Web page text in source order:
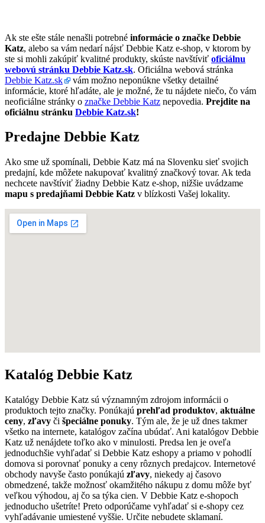
Ak ste ešte stále nenašli potrebné informácie o značke Debbie
Katz, alebo sa vám nedarí nájsť Debbie Katz e-shop, v ktorom by
ste si mohli zakúpiť kvalitné produkty, skúste navštíviť oficiálnu
webovú stránku Debbie Katz.sk. Oficiálna webová stránka
Debbie Katz.sk
vám možno neponúkne všetky detailné
informácie, ktoré hľadáte, ale je možné, že tu nájdete niečo, čo vám
neoficiálne stránky o značke Debbie Katz nepovedia. Prejdite na
oficiálnu stránku Debbie Katz.sk!
Predajne Debbie Katz
Ako sme už spomínali, Debbie Katz má na Slovenku sieť svojich
predajní, kde môžete nakupovať kvalitný značkový tovar. Ak teda
nechcete navštíviť žiadny Debbie Katz e-shop, nižšie uvádzame
mapu s predajňami Debbie Katz v blízkosti Vašej lokality.
Katalóg Debbie Katz
Katalógy Debbie Katz sú významným zdrojom informácii o
produktoch tejto značky. Ponúkajú prehľad produktov, aktuálne
ceny, zľavy či špeciálne ponuky. Tým ale, že je už dnes takmer
všetko na internete, katalógov začína ubúdať. Ani katalógov Debbie
Katz už nenájdete toľko ako v minulosti. Predsa len je oveľa
jednoduchšie vyhľadať si Debbie Katz eshopy a priamo v pohodlí
domova si porovnať ponuky a ceny rôznych predajcov. Internetové
obchody navyše často ponúkajú zľavy, niekedy aj časovo
obmedzené, takže možnosť okamžitého nákupu z domu môže byť
veľkou výhodou, aj čo sa týka cien. V Debbie Katz e-shopoch
jednoducho ušetríte! Preto odporúčame vyhľadať si e-shopy cez
vyhľadávanie umiestené vyššie. Určite nebudete sklamaní.